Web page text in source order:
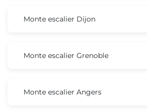
Monte escalier Dijon
Monte escalier Grenoble
Monte escalier Angers